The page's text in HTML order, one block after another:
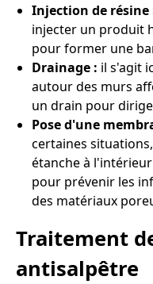
Injection de résine
injecter un produit
pour former une
Drainage : il s'agit
autour des murs
un drain pour
Pose d'une
certaines
étanche à
pour prévenir les
des matériaux
Traitement
antisalpêtre